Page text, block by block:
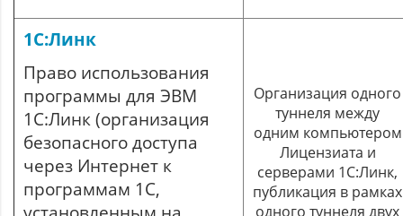
1С:Линк
Право использования
программы для ЭВМ
1С:Линк (организация
безопасного доступа
через Интернет к
программам 1С,
Организация одного
туннеля между
одним компьютером
Лицензиата и
серверами 1С:Линк,
публикация в рамках
одного туннеля двух